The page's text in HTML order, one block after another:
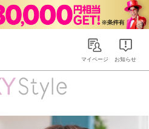
Rakuten RAXYマイページ お知らせ